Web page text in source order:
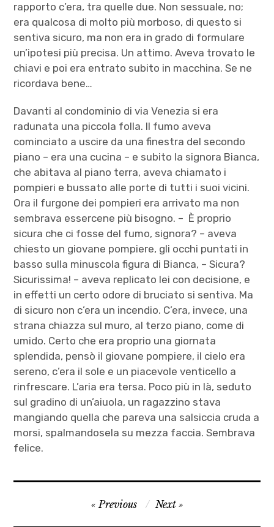
rapporto c’era, tra quelle due. Non sessuale, no;
era qualcosa di molto più morboso, di questo si
sentiva sicuro, ma non era in grado di formulare
un’ipotesi più precisa. Un attimo. Aveva trovato le
chiavi e poi era entrato subito in macchina. Se ne
ricordava bene…
Davanti al condominio di via Venezia si era
radunata una piccola folla. Il fumo aveva
cominciato a uscire da una finestra del secondo
piano – era una cucina – e subito la signora Bianca,
che abitava al piano terra, aveva chiamato i
pompieri e bussato alle porte di tutti i suoi vicini.
Ora il furgone dei pompieri era arrivato ma non
sembrava essercene più bisogno. – È proprio
sicura che ci fosse del fumo, signora? – aveva
chiesto un giovane pompiere, gli occhi puntati in
basso sulla minuscola figura di Bianca, – Sicura?
Sicurissima! – aveva replicato lei con decisione, e
in effetti un certo odore di bruciato si sentiva. Ma
di sicuro non c’era un incendio. C’era, invece, una
strana chiazza sul muro, al terzo piano, come di
umido. Certo che era proprio una giornata
splendida, pensò il giovane pompiere, il cielo era
sereno, c’era il sole e un piacevole venticello a
rinfrescare. L’aria era tersa. Poco più in là, seduto
sul gradino di un’aiuola, un ragazzino stava
mangiando quella che pareva una salsiccia cruda a
morsi, spalmandosela su mezza faccia. Sembrava
felice.
NavigazionePrevious Next